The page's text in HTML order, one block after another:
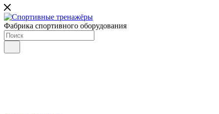
Фабрика спортивного оборудования